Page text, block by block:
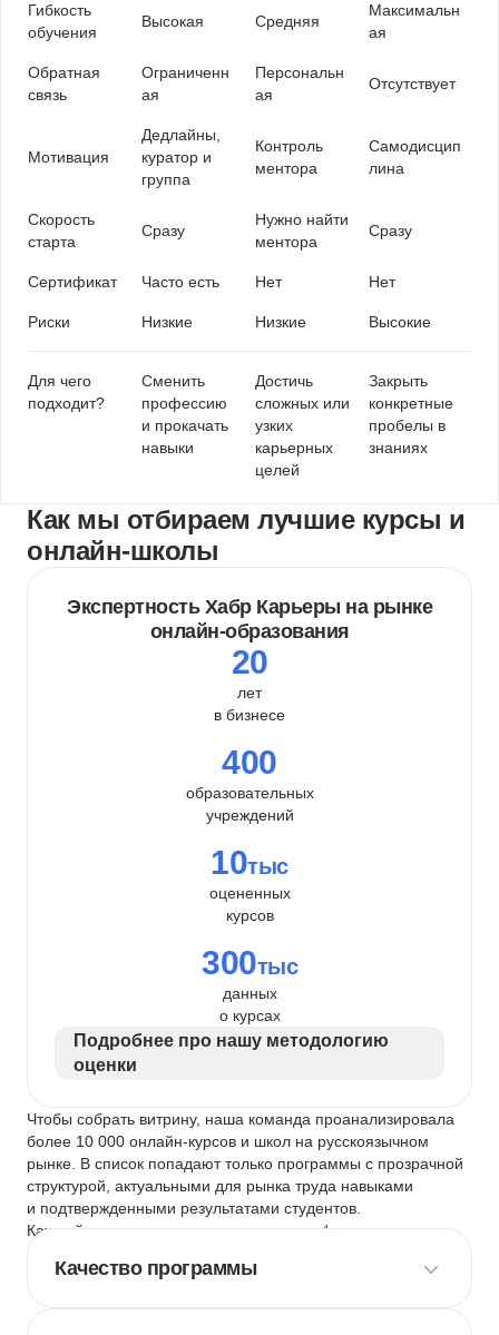
Гибкость
обучения
Высокая Средняя
Максимальн
ая
Обратная
связь
Ограниченн
ая
Персональн
ая
Отсутствует
Мотивация
Дедлайны,
куратор и
группа
Контроль
ментора
Самодисцип
лина
Скорость
старта
Сразу
Нужно найти
ментора
Сразу
Сертификат Часто есть Нет Нет
Риски Низкие Низкие Высокие
Для чего
подходит?
Сменить
профессию
и прокачать
навыки
Достичь
сложных или
узких
карьерных
целей
Закрыть
конкретные
пробелы в
знаниях
Как мы отбираем лучшие курсы и
онлайн-школы
Экспертность Хабр Карьеры на рынке
онлайн-образования
20
лет
в бизнесе
400
образовательных
учреждений
10тыс
оцененных
курсов
300тыс
данных
о курсах
Подробнее про нашу методологию
оценки
Чтобы собрать витрину, наша команда проанализировала
более 10 000 онлайн-курсов и школ на русскоязычном
рынке. В список попадают только программы с прозрачной
структурой, актуальными для рынка труда навыками
и подтвержденными результатами студентов.
Каждый курс и школу мы оцениваем по
4 критериям
Качество программы